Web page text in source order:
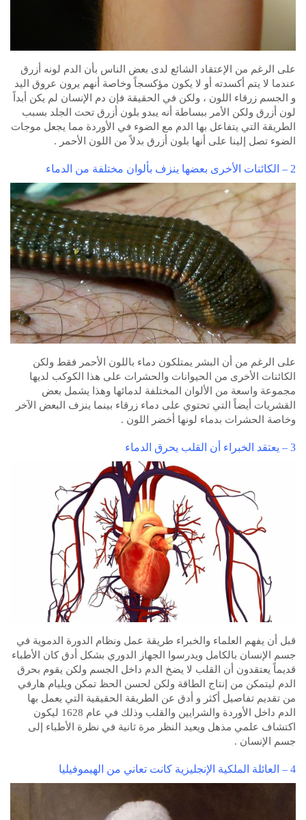
على الرغم من الإعتقاد الشائع لدى بعض الناس بأن الدم لونه أزرق
عندما لا يتم أكسدته أو لا يكون مؤكسجاً وخاصة أنهم يرون عروق اليد
و الجسم زرقاء اللون ، ولكن في الحقيقة فإن دم الإنسان لم يكن أبداً
لون أزرق ولكن الأمر ببساطة أنه يبدو بلون أزرق تحت الجلد بسبب
الطريقة التي يتفاعل بها الدم مع الضوء في الأوردة مما يجعل موجات
الضوء تصل إلينا على أنها بلون أزرق بدلاً من اللون الأحمر .
2 – الكائنات الأخرى بعضها ينزف بألوان مختلفة من الدماء
على الرغم من أن البشر يمتلكون دماء باللون الأحمر فقط ولكن
الكائنات الأخرى من الحيوانات والحشرات على هذا الكوكب لديها
مجموعة واسعة من الألوان المختلفة لدمائها وهذا يشمل بعض
القشريات أيضاً التي تحتوي على دماء زرقاء بينما ينزف البعض الآخر
وخاصة الحشرات بدماء لونها أخضر اللون .
3 – يعتقد الخبراء أن القلب يحرق الدماء
قبل أن يفهم العلماء والخبراء طريقة عمل ونظام الدورة الدموية في
جسم الإنسان بالكامل ويدرسوا الجهاز الدوري بشكل أدق كان الأطباء
قديماً يعتقدون أن القلب لا يضخ الدم داخل الجسم ولكن يقوم بحرق
الدم ليتمكن من إنتاج الطاقة ولكن لحسن الحظ تمكن ويليام هارفي
من تقديم تفاصيل أكثر و أدق عن الطريقة الحقيقية التي يعمل بها
الدم داخل الأوردة والشرايين والقلب وذلك في عام 1628 ليكون
اكتشاف علمي مذهل ويعيد النظر مرة ثانية في نظرة الأطباء إلى
جسم الإنسان .
4 – العائلة الملكية الإنجليزية كانت تعاني من الهيموفيليا